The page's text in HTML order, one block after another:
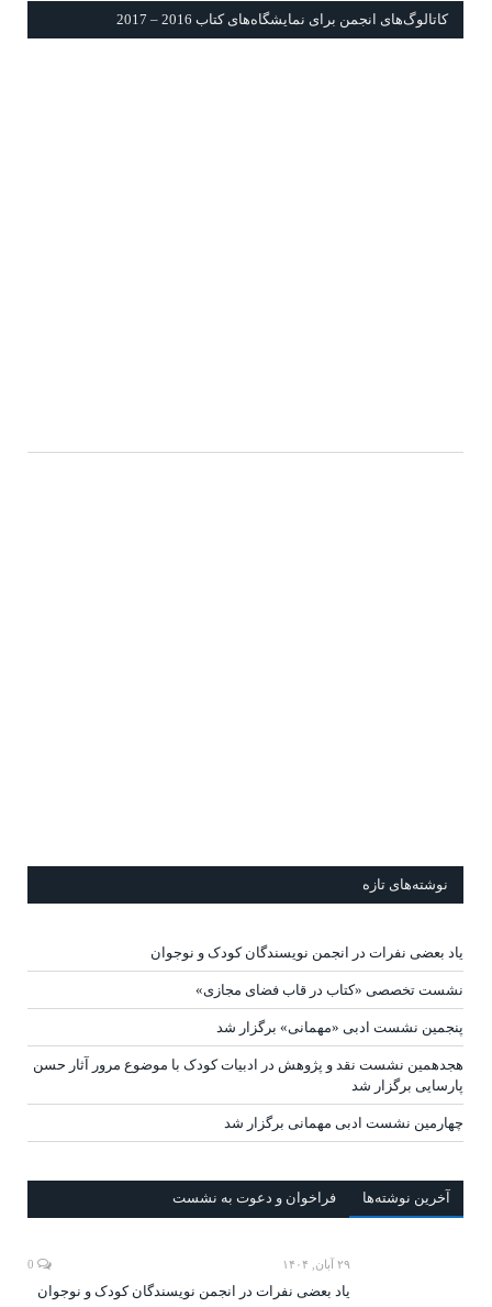
كاتالوگ‌های انجمن برای نمايشگاه‌های كتاب 2016 – 2017
نوشته‌های تازه
یاد بعضی نفرات در انجمن نویسندگان کودک و نوجوان
نشست تخصصی «کتاب در قاب فضای مجازی»
پنجمین نشست ادبی «مهمانی» برگزار شد
هجدهمین نشست نقد و پژوهش در ادبیات کودک با موضوع مرور آثار حسن
پارسایی برگزار شد
چهارمین نشست ادبی مهمانی برگزار شد
آخرين‌ نوشته‌ها فراخوان و دعوت به نشست
۲۹ آبان, ۱۴۰۴
یاد بعضی نفرات در انجمن نویسندگان کودک و نوجوان